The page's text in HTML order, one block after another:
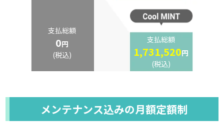
支払総額
0円
(税込)
支払総額
1,731,520円
(税込)
メンテナンス込みの月額定額制